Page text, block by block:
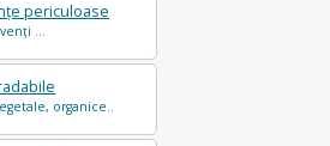
periculoase
...
organice..